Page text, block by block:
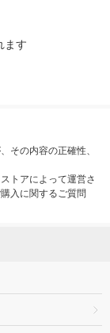
ます
その内容の正確性、
トアによって運営さ
入に関するご質問